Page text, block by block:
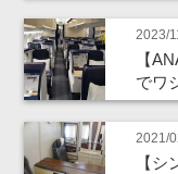
2023/
【
でワ
2021/
【